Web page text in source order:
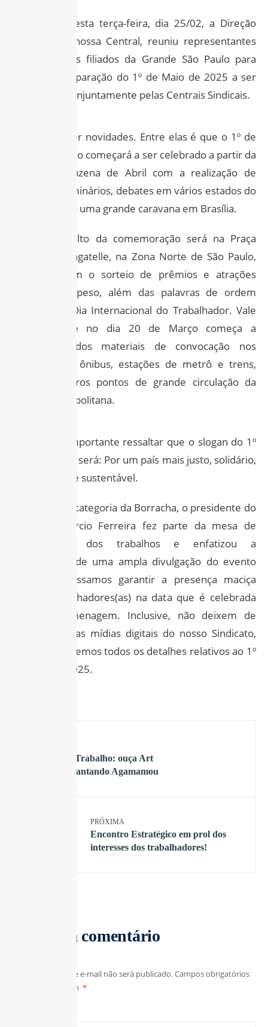
Na manhã desta terça-feira, dia 25/02, a Direção
Nacional da nossa Central, reuniu representantes
dos Sindicatos filiados da Grande São Paulo para
discutir a preparação do 1º de Maio de 2025 a ser
organizado conjuntamente pelas Centrais Sindicais.
E devemos ter novidades. Entre elas é que o 1º de
Maio deste ano começará a ser celebrado a partir da
segunda quinzena de Abril com a realização de
palestras, seminários, debates em vários estados do
país, incluindo uma grande caravana em Brasília.
Já o ponto alto da comemoração será na Praça
Campo de Bagatelle, na Zona Norte de São Paulo,
contando com o sorteio de prêmios e atrações
musicais de peso, além das palavras de ordem
relativas ao Dia Internacional do Trabalhador. Vale
destacar que no dia 20 de Março começa a
distribuição dos materiais de convocação nos
terminais de ônibus, estações de metrô e trens,
além de outros pontos de grande circulação da
Região Metropolitana.
Também é importante ressaltar que o slogan do 1º
de Maio 2025 será: Por um país mais justo, solidário,
democrático e sustentável.
Em nome da categoria da Borracha, o presidente do
Sindicato Márcio Ferreira fez parte da mesa de
coordenação dos trabalhos e enfatizou a
necessidade de uma ampla divulgação do evento
para que possamos garantir a presença maciça
dos(as) trabalhadores(as) na data que é celebrada
em sua homenagem. Inclusive, não deixem de
acompanhar as mídias digitais do nosso Sindicato,
pois informaremos todos os detalhes relativos ao 1º
de Maio de 2025.
Música e Trabalho: ouça Art
Popular cantando Agamamou
PRÓXIMA
Encontro Estratégico em prol dos
interesses dos trabalhadores!
Deixe um comentário
O seu endereço de e-mail não será publicado.Campos obrigatórios
são marcados com *